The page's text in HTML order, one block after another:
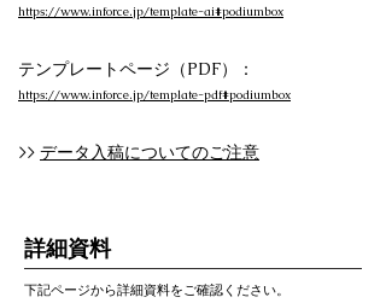
https://www.inforce.jp/template-ai#podiumbox
テンプレートページ（PDF）：
https://www.inforce.jp/template-pdf#podiumbox
>> データ入稿についてのご注意
詳細資料
下記ページから詳細資料をご確認ください。